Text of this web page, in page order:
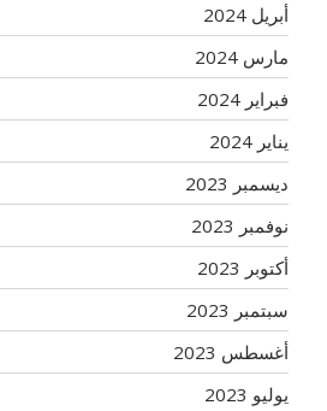
أبريل 2024
مارس 2024
فبراير 2024
يناير 2024
ديسمبر 2023
نوفمبر 2023
أكتوبر 2023
سبتمبر 2023
أغسطس 2023
يوليو 2023